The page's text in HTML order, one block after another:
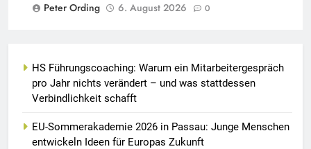
Peter Ording
6. August 2026 0
HS Führungscoaching: Warum ein Mitarbeitergespräch
pro Jahr nichts verändert – und was stattdessen
Verbindlichkeit schafft
EU-Sommerakademie 2026 in Passau: Junge Menschen
entwickeln Ideen für Europas Zukunft